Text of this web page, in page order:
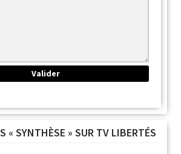
« SYNTHÈSE » SUR TV LIBERTÉS